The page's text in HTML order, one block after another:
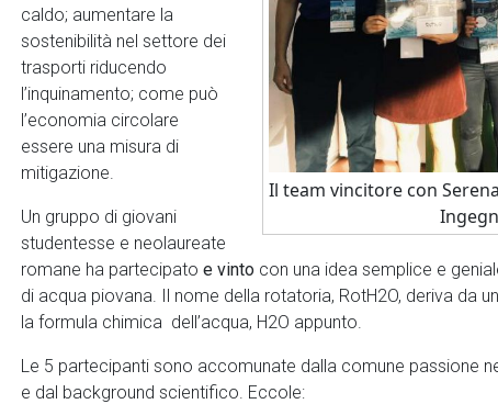
Il team vincitore con
caldo; aumentare la
sostenibilità nel settore dei
trasporti riducendo
l’inquinamento; come può
l’economia circolare
essere una misura di
mitigazione.
Un gruppo di giovani
studentesse e neolaureate
romane ha partecipato e vinto con una idea semplice e
di acqua piovana. Il nome della rotatoria, RotH2O, deriva da
la formula chimica dell’acqua, H2O appunto.
Le 5 partecipanti sono accomunate dalla comune passione
e dal background scientifico. Eccole: